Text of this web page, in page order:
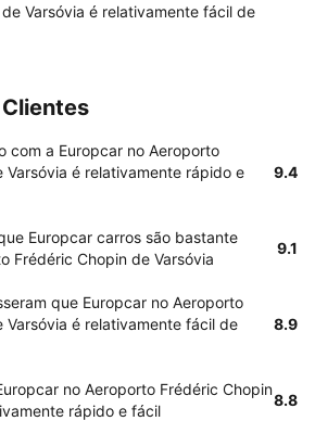
Varsóvia é relativamente fácil de
com a Europcar no Aeroporto
Varsóvia é relativamente rápido e
9.4
Europcar carros são bastante
Frédéric Chopin de Varsóvia
9.1
que Europcar no Aeroporto
Varsóvia é relativamente fácil de
8.9
no Aeroporto Frédéric Chopin
rápido e fácil
8.8